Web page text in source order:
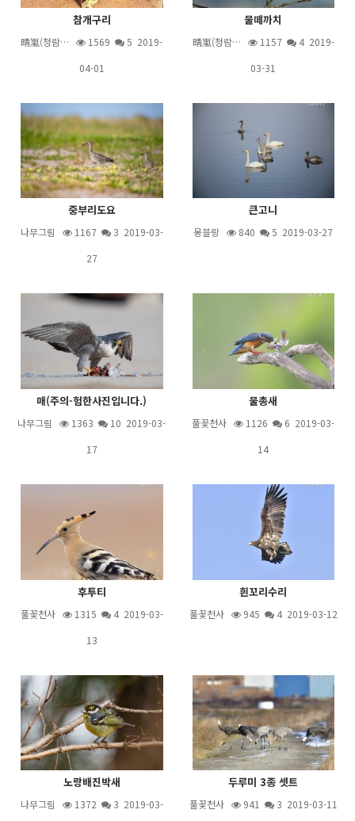
참개구리
晴嵐(청람… 1569 5 2019-
04-01
물떼까치
晴嵐(청람… 1157 42019-
03-31
중부리도요
나무그림 1167 3 2019-03-
27
큰고니
몽블랑 840 5 2019-03-27
매(주의-험한사진입니다.)
나무그림 1363 10 2019-03-
17
물총새
풀꽃천사 1126 6 2019-03-
14
후투티
풀꽃천사 1315 42019-03-
13
흰꼬리수리
풀꽃천사 945 42019-03-12
노랑배진박새
나무그림 1372 3 2019-03-
두루미 3종 셋트
풀꽃천사 941 3 2019-03-11